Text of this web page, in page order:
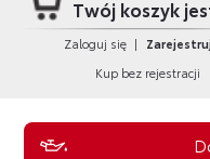
Twój koszyk
Zaloguj się |
Kup bez rejestracji